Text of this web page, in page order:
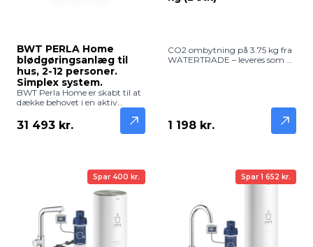
BWT PERLA Home
blødgøringsanlæg til
hus, 2-12 personer.
Simplex system.
BWT Perla Home er skabt til at
dække behovet i en aktiv
familie på op til 12 personer.
Dette avancerede simplex-
anlæg kombinerer effektiv
og smart app-styring får du
ikke bare kalkfrit vand, men
også fuldstændig ro i sindet, da
anlægget holder øje med dit
hjem døgnet rundt.
31 493 kr.
CO2 ombytning på 3.75 kg fra
WATERTRADE – leveres som 2
1 198 kr.
Spar 400 kr. Spar 1 652 kr.